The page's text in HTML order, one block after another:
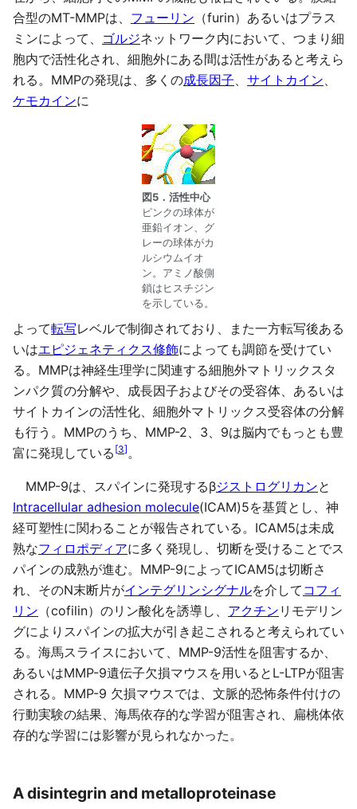
合型のMT-MMPは、 フューリン （furin）あるいはプラス
ミンによって、 ゴルジネットワーク内において、つまり細
胞内で活性化され、細胞外にある間は活性があると考えら
れる。MMPの発現は、多くの成長因子 サイトカイン
ケモカインに
図5．活性中心
ピンクの球体が
亜鉛イオン、グ
レーの球体がカ
ルシウムイオ
ン。アミノ酸側
鎖はヒスチジン
を示している。
よって転写レベルで制御されており、また一方転写後ある
いはエピジェネティクス修飾によっても調節を受けてい
る。MMPは神経生理学に関連する細胞外マトリックスタ
ンパク質の分解や、成長因子およびその受容体、あるいは
サイトカインの活性化、細胞外マトリックス受容体の分解
も行う。MMPのうち、MMP-2、3、9は脳内でもっとも豊
富に発現している [3]。
MMP-9は、スパインに発現するβジストログリカンと
Intracellular adhesion molecule(ICAM)5を基質とし、神
経可塑性に関わることが報告されている。ICAM5は未成
熟なフィロポディアに多く発現し、切断を受けることでス
パインの成熟が進む。MMP-9によってICAM5は切断さ
れ、そのN末断片がインテグリンシグナルを介して コフィ
リン （cofilin）のリン酸化を誘導し、 アクチン リモデリン
グによりスパインの拡大が引き起こされると考えられてい
る。海馬スライスにおいて、MMP-9活性を阻害するか、
あるいはMMP-9遺伝子欠損マウスを用いるとL-LTPが阻害
される。MMP-9 欠損マウスでは、文脈的恐怖条件付けの
行動実験の結果、海馬依存的な学習が阻害され、扁桃体依
存的な学習には影響が見られなかった。
A disintegrin and metalloproteinase